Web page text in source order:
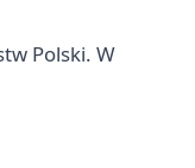
Polski. W